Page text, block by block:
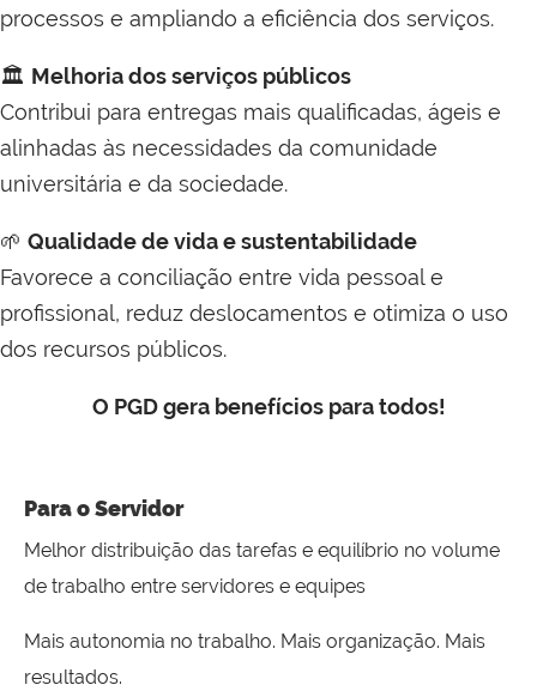
processos e ampliando a eficiência dos serviços.
🏛️ Melhoria dos serviços públicos
Contribui para entregas mais qualificadas, ágeis e
alinhadas às necessidades da comunidade
universitária e da sociedade.
🌱 Qualidade de vida e sustentabilidade
Favorece a conciliação entre vida pessoal e
profissional, reduz deslocamentos e otimiza o uso
dos recursos públicos.
O PGD gera benefícios para todos!
Para o Servidor
Melhor distribuição das tarefas e equilíbrio no volume
de trabalho entre servidores e equipes
Mais autonomia no trabalho. Mais organização. Mais
resultados.